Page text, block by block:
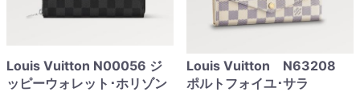
Louis Vuitton N00056 ジ
ッピーウォレット･ホリゾン
Louis Vuitton N63208
ポルトフォイユ･サラ